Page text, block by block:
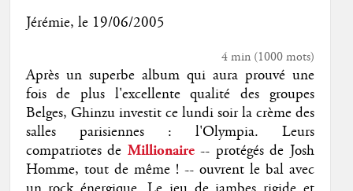
Jérémie, le 19/06/2005
4 min(1000mots)
Après un superbe album qui aura prouvé une
fois de plus l'excellente qualité des groupes
Belges, Ghinzu investit ce lundi soir la crème des
salles parisiennes : l'Olympia. Leurs
compatriotes de Millionaire -- protégés de Josh
Homme, tout de même ! -- ouvrent le bal avec